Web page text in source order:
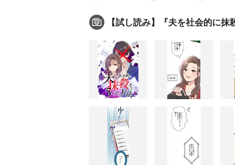
【試し読み】『夫を社会的に抹